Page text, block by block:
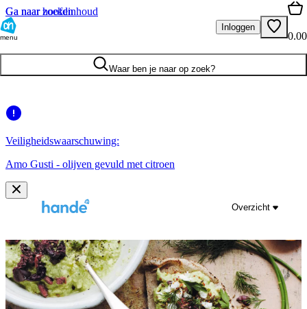
Ga naar hoofdinhoud
Ga naar zoeken
menu
Inloggen
0.00
Waar ben je naar op zoek?
Veiligheidswaarschuwing:
Amo Gusti - olijven gevuld met citroen
Overzicht